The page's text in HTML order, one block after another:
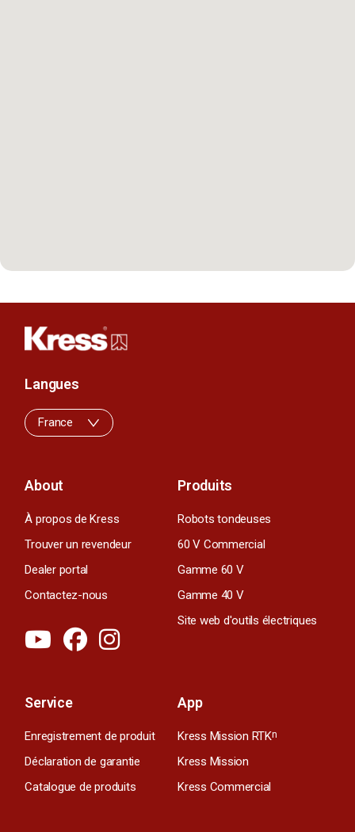
About
À propos de Kress
Trouver un revendeur
Dealer portal
Contactez-nous
Produits
Robots tondeuses
60 V Commercial
Gamme 60 V
Gamme 40 V
Site web d'outils électriques
Service
Enregistrement de produit
Déclaration de garantie
Catalogue de produits
App
Kress Mission RTKn
Kress Mission
Kress Commercial
Langues
France